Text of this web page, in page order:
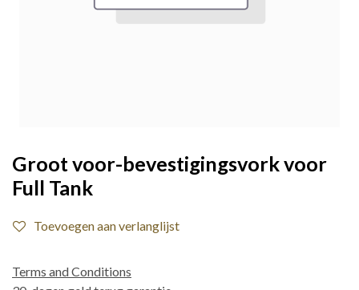
Groot voor-bevestigingsvork voor
Full Tank
Toevoegen aan verlanglijst
Terms and Conditions